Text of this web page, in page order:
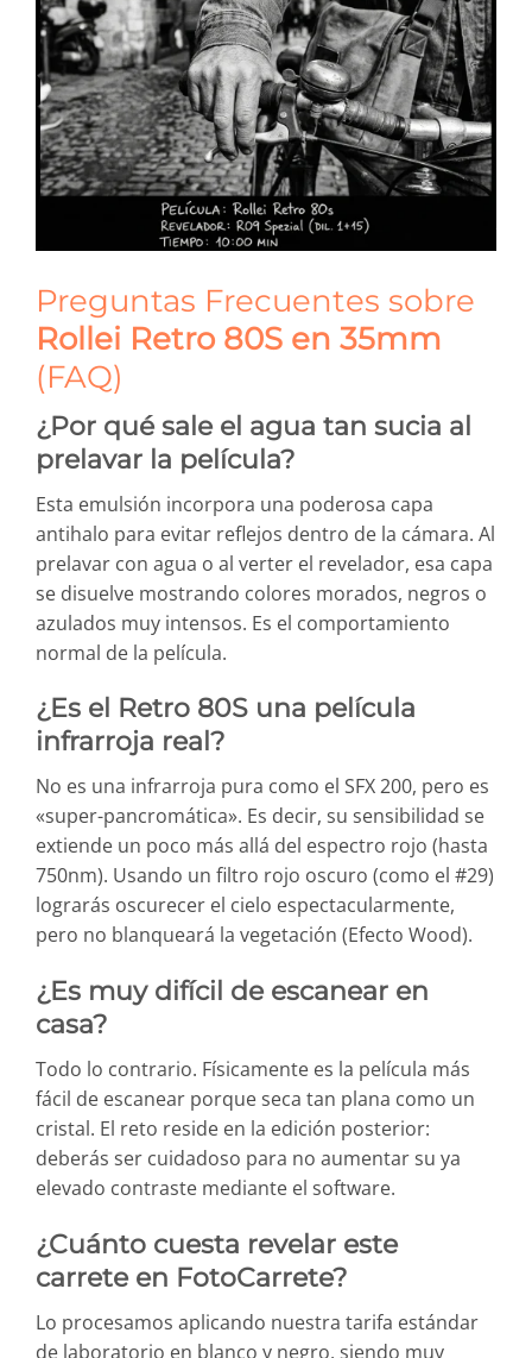
Preguntas Frecuentes sobre
Rollei Retro 80S en 35mm
(FAQ)
¿Por qué sale el agua tan sucia al
prelavar la película?
Esta emulsión incorpora una poderosa capa
antihalo para evitar reflejos dentro de la cámara. Al
prelavar con agua o al verter el revelador, esa capa
se disuelve mostrando colores morados, negros o
azulados muy intensos. Es el comportamiento
normal de la película.
¿Es el Retro 80S una película
infrarroja real?
No es una infrarroja pura como el SFX 200, pero es
«super-pancromática». Es decir, su sensibilidad se
extiende un poco más allá del espectro rojo (hasta
750nm). Usando un filtro rojo oscuro (como el #29)
lograrás oscurecer el cielo espectacularmente,
pero no blanqueará la vegetación (Efecto Wood).
¿Es muy difícil de escanear en
casa?
Todo lo contrario. Físicamente es la película más
fácil de escanear porque seca tan plana como un
cristal. El reto reside en la edición posterior:
deberás ser cuidadoso para no aumentar su ya
elevado contraste mediante el software.
¿Cuánto cuesta revelar este
carrete en FotoCarrete?
Lo procesamos aplicando nuestra tarifa estándar
de laboratorio en blanco y negro, siendo muy